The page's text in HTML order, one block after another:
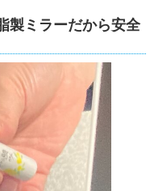
製ミラーだから安全